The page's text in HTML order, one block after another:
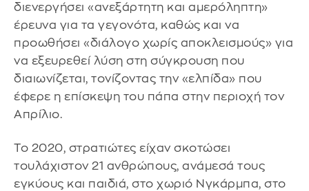
διενεργήσει «ανεξάρτητη και αμερόληπτη»
έρευνα για τα γεγονότα, καθώς και να
προωθήσει «διάλογο χωρίς αποκλεισμούς» για
να εξευρεθεί λύση στη σύγκρουση που
διαιωνίζεται, τονίζοντας την «ελπίδα» που
έφερε η επίσκεψη του πάπα στην περιοχή τον
Απρίλιο.
Το 2020, στρατιώτες είχαν σκοτώσει
τουλάχιστον 21 ανθρώπους, ανάμεσά τους
εγκύους και παιδιά, στο χωριό Νγκάρμπα, στο